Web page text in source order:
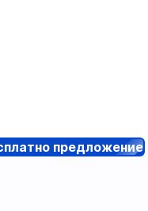
предложение